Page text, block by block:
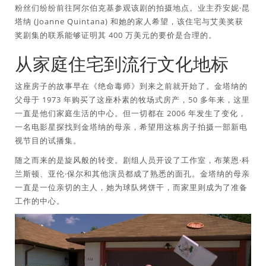
粉丝们纷纷前往阿尔伯克基参观该剧的拍摄地点。业主乔安妮·昆
塔纳 (Joanne Quintana) 和她的家人希望，该住宅与艾美奖获
奖剧集的联系能够证明其 400 万美元的要价是合理的。
从家庭住宅到流行文化地标
这座房子的故事早在《绝命毒师》到来之前就开始了。金塔纳的
父母于 1973 年购买了这座朴素的牧场式房产，50 多年来，这里
一直是他们家庭生活的中心。但一切都在 2006 年发生了变化，
一名电影星探找到金塔纳的母亲，希望用这栋房子拍摄一部新电
视节目的试播集。
随之而来的是旋风般的转变。剧组人员开设了工作室，布莱恩·科
兰斯顿、亚伦·保尔和其他演员都成了熟悉的面孔。金塔纳的母亲
一直是一位亲切的主人，她为球队烤饼干，而家里则成为了准备
工作的中心。